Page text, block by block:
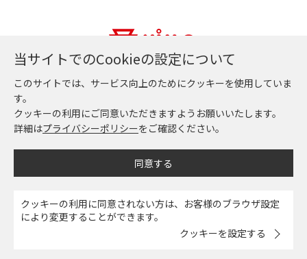
当サイトでのCookieの設定について
このサイトでは、サービス向上のためにクッキーを使用していま
す。
クッキーの利用にご同意いただきますようお願いいたします。
詳細はプライバシーポリシーをご確認ください。
同意する
クッキーの利用に同意されない方は、お客様のブラウザ設定
により変更することができます。
クッキーを設定する
日都産業株式会社